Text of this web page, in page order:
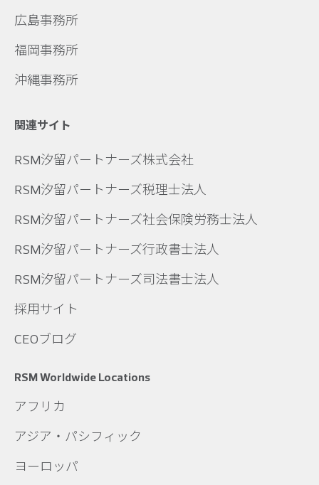
広島事務所
福岡事務所
沖縄事務所
関連サイト
RSM汐留パートナーズ株式会社
RSM汐留パートナーズ税理士法人
RSM汐留パートナーズ社会保険労務士法人
RSM汐留パートナーズ行政書士法人
RSM汐留パートナーズ司法書士法人
採用サイト
CEOブログ
RSM Worldwide Locations
アフリカ
アジア・パシフィック
ヨーロッパ